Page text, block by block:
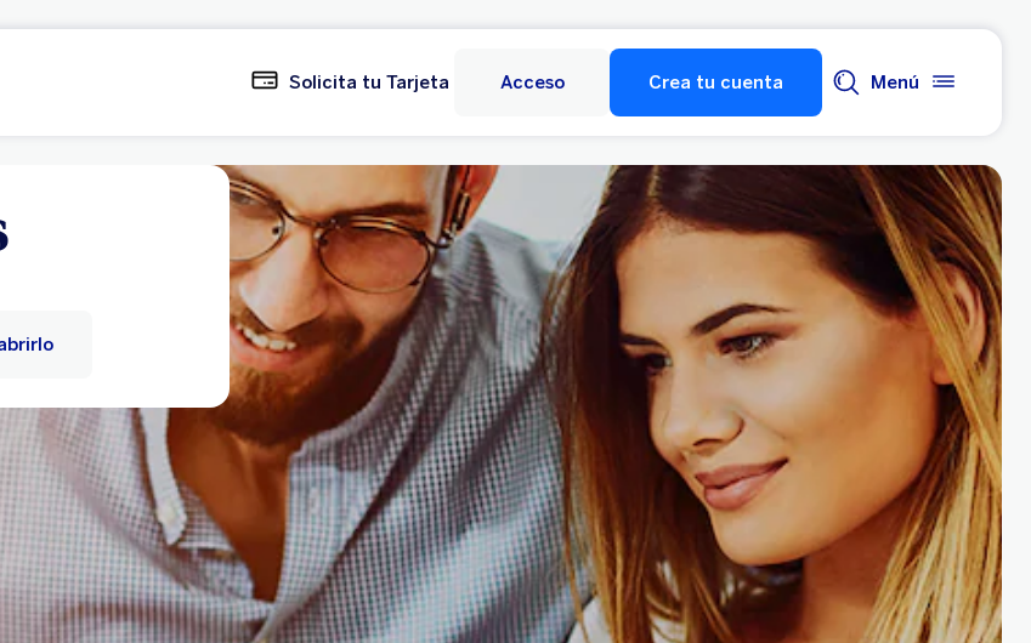
Solicita tu Tarjeta Acceso Crea tu cuenta Menú